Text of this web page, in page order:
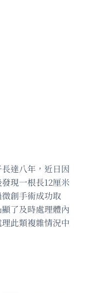
達八年，近日因
現一根長12厘米
創手術成功取
了及時處理體內
此類複雜情況中